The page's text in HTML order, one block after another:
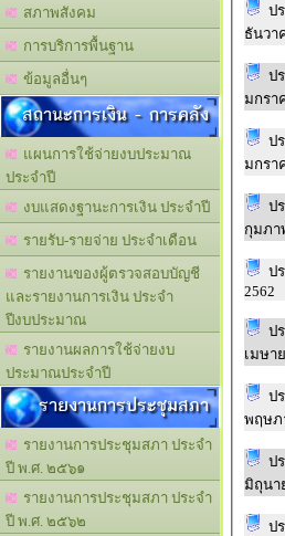
สภาพสังคม
การบริการพื้นฐาน
ข้อมูลอื่นๆ
สถานะการเงิน - การคลัง
แผนการใช้จ่ายงบประมาณ
ประจำปี
งบแสดงฐานะการเงิน ประจำปี
รายรับ-รายจ่าย ประจำเดือน
รายงานของผู้ตรวจสอบบัญชี
และรายงานการเงิน ประจำ
ปีงบประมาณ
รายงานผลการใช้จ่ายงบ
ประมาณประจำปี
รายงานการประชุมสภา
รายงานการประชุมสภา ประจำ
ปี พ.ศ. ๒๕๖๑
รายงานการประชุมสภา ประจำ
ปี พ.ศ. ๒๕๖๒
ป
ธันวา
ป
มกรา
ป
มกรา
ป
กุมภา
ป
2562
ป
เมษา
ป
พฤษภ
ป
มิถุนา
ป